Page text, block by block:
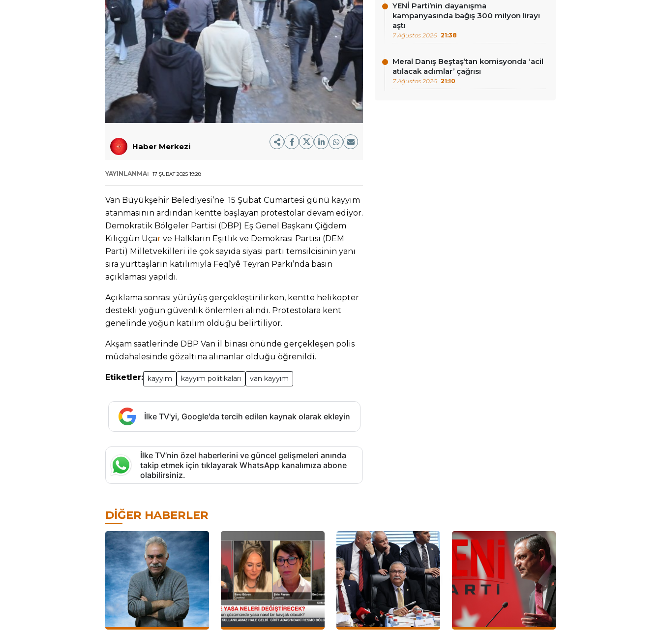
Haber Merkezi
YAYINLANMA: 17 ŞUBAT 2025 19:28
Van Büyükşehir Belediyesi’ne 15 Şubat Cumartesi günü kayyım
atanmasının ardından kentte başlayan protestolar devam ediyor.
Demokratik Bölgeler Partisi (DBP) Eş Genel Başkanı Çiğdem
Kılıçgün Uçar ve Halkların Eşitlik ve Demokrasi Partisi (DEM
Parti) Milletvekilleri ile çok sayıda siyasi parti temsilcisinin yanı
sıra yurttaşların katılımıyla Feqîyê Teyran Parkı’nda basın
açıklaması yapıldı.
Açıklama sonrası yürüyüş gerçekleştirilirken, kentte helikopter
destekli yoğun güvenlik önlemleri alındı. Protestolara kent
genelinde yoğun katılım olduğu belirtiliyor.
Akşam saatlerinde DBP Van il binası önünde gerçekleşen polis
müdahalesinde gözaltına alınanlar olduğu öğrenildi.
Etiketler: kayyım kayyım politikaları van kayyım
İlke TV'yi, Google'da tercih edilen kaynak olarak ekleyin
İlke TV’nin özel haberlerini ve güncel gelişmeleri anında
takip etmek için tıklayarak WhatsApp kanalımıza abone
olabilirsiniz.
YENİ Parti’nin dayanışma
kampanyasında bağış 300 milyon lirayı
aştı
7 Ağustos 2026 21:38
Meral Danış Beştaş’tan komisyonda ‘acil
atılacak adımlar’ çağrısı
7 Ağustos 2026 21:10
DIĞER HABERLER